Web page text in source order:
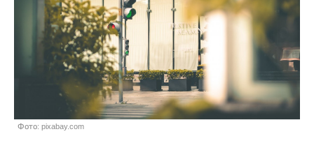
Фото: pixabay.com